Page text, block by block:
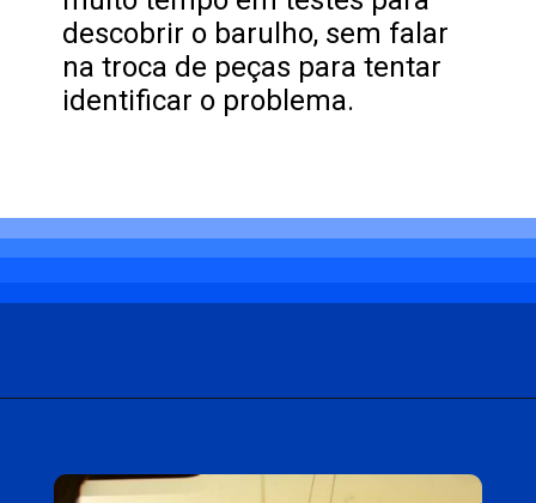
descobrir o barulho, sem falar
na troca de peças para tentar
identificar o problema.